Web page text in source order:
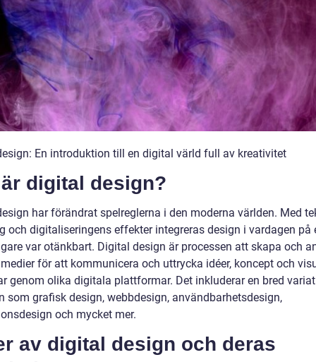
En introduktion till en digital värld full av kreativitet
digital design?
har förändrat spelreglerna i den moderna världen. Med
och digitaliseringens effekter integreras design i vardagen på
var otänkbart. Digital design är processen att skapa och
för att kommunicera och uttrycka idéer, koncept och
genom olika digitala plattformar. Det inkluderar en bred
som grafisk design, webbdesign, användbarhetsdesign,
och mycket mer.
av digital design och deras